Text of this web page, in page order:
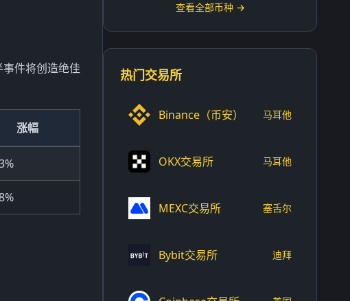
件将创造绝佳
涨幅
查看全部币种 →
热门交易所
Binance（币安） 马耳他
OKX交易所 马耳他
MEXC交易所 塞舌尔
Bybit交易所 迪拜